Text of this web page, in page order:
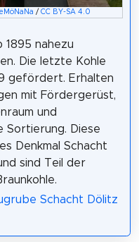
/CC BY-SA 4.0
1895 nahezu
Die letzte Kohle
gefördert. Erhalten
mit Fördergerüst,
und
Sortierung. Diese
Denkmal Schacht
sind Teil der
Schacht Dölitz